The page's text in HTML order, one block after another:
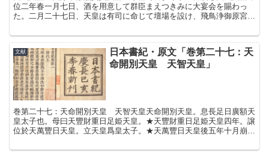
位二年春一月七日、酒を用意して群臣まえつきみに大宴会を賜わっ
た。二月二十七日、天皇は有司に命じて壇場を設け、飛鳥浄御原宮あ
文献
日本書紀・原文「巻第二十七：天
命開別天皇 天智天皇」
巻第二十七：天命開別天皇 天智天皇天命開別天皇。息長足日廣額天
皇太子也。母曰天豐財重日足姫天皇。★天豐財重日足姫天皇四年。譲
位於天萬豐日天皇。立天皇爲皇太子。★天萬豐日天皇後五年十月崩。